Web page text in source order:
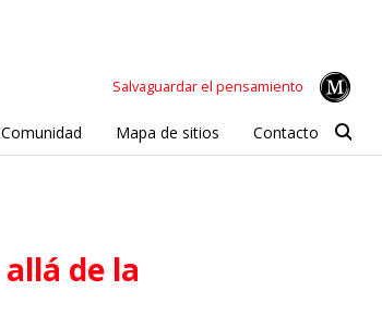
Salvaguardar el pensamiento
Comunidad Mapa de sitios Contacto